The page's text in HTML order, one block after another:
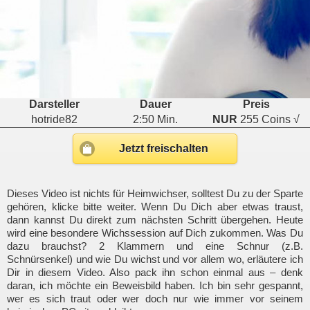
Darsteller Dauer
Preis
hotride82
2:50 Min. NUR 255 Coins √
Jetzt freischalten
Dieses Video ist nichts für Heimwichser, solltest Du zu der Sparte
gehören, klicke bitte weiter. Wenn Du Dich aber etwas traust,
dann kannst Du direkt zum nächsten Schritt übergehen. Heute
wird eine besondere Wichssession auf Dich zukommen. Was Du
dazu brauchst? 2 Klammern und eine Schnur (z.B.
Schnürsenkel) und wie Du wichst und vor allem wo, erläutere ich
Dir in diesem Video. Also pack ihn schon einmal aus – denk
daran, ich möchte ein Beweisbild haben. Ich bin sehr gespannt,
wer es sich traut oder wer doch nur wie immer vor seinem